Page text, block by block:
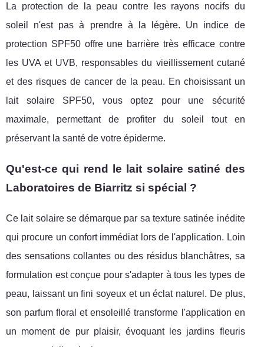
La protection de la peau contre les rayons nocifs du
soleil n'est pas à prendre à la légère. Un indice de
protection SPF50 offre une barrière très efficace contre
les UVA et UVB, responsables du vieillissement cutané
et des risques de cancer de la peau. En choisissant un
lait solaire SPF50, vous optez pour une sécurité
maximale, permettant de profiter du soleil tout en
préservant la santé de votre épiderme.
Qu'est-ce qui rend le lait solaire satiné des
Laboratoires de Biarritz si spécial ?
Ce lait solaire se démarque par sa texture satinée inédite
qui procure un confort immédiat lors de l'application. Loin
des sensations collantes ou des résidus blanchâtres, sa
formulation est conçue pour s'adapter à tous les types de
peau, laissant un fini soyeux et un éclat naturel. De plus,
son parfum floral et ensoleillé transforme l'application en
un moment de pur plaisir, évoquant les jardins fleuris